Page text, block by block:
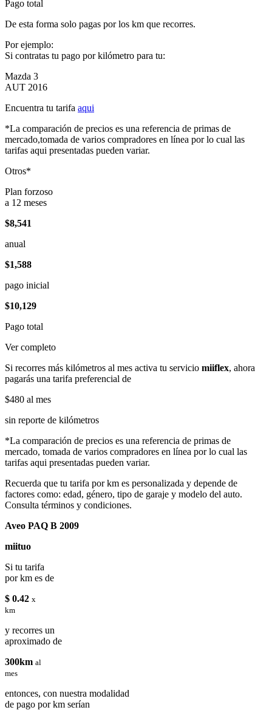
Pago total
De esta forma solo pagas por los km que recorres.
Por ejemplo:
Si contratas tu pago por kilómetro para tu:
Mazda 3
AUT 2016
Encuentra tu tarifa aqui
*La comparación de precios es una referencia de primas de
mercado,tomada de varios compradores en línea por lo cual las
tarifas aqui presentadas pueden variar.
Otros*
Plan forzoso
a 12 meses
$8,541
anual
$1,588
pago inicial
$10,129
Pago total
Ver completo
Si recorres más kilómetros al mes activa tu servicio miiflex, ahora
pagarás una tarifa preferencial de
$480 al mes
sin reporte de kilómetros
*La comparación de precios es una referencia de primas de
mercado, tomada de varios compradores en línea por lo cual las
tarifas aqui presentadas pueden variar.
Recuerda que tu tarifa por km es personalizada y depende de
factores como: edad, género, tipo de garaje y modelo del auto.
Consulta términos y condiciones.
Aveo PAQ B 2009
miituo
Si tu tarifa
por km es de
$ 0.42 x
km
y recorres un
aproximado de
300km al
mes
entonces, con nuestra modalidad
de pago por km serían